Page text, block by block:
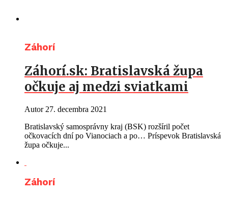
Záhorí
Záhorí.sk: Bratislavská župa
očkuje aj medzi sviatkami
Autor 27. decembra 2021
Bratislavský samosprávny kraj (BSK) rozšíril počet
očkovacích dní po Vianociach a po… Príspevok Bratislavská
župa očkuje...
Záhorí